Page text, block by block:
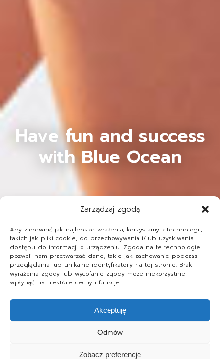
Zarządzaj zgodą
Aby zapewnić jak najlepsze wrażenia, korzystamy z technologii,
takich jak pliki cookie, do przechowywania i/lub uzyskiwania
dostępu do informacji o urządzeniu. Zgoda na te technologie
pozwoli nam przetwarzać dane, takie jak zachowanie podczas
przeglądania lub unikalne identyfikatory na tej stronie. Brak
wyrażenia zgody lub wycofanie zgody może niekorzystnie
wpłynąć na niektóre cechy i funkcje.
Akceptuję
Odmów
Zobacz preferencje
Have fun and success
with Blue Ocean